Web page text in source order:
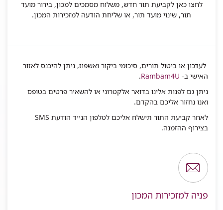
לחצו כאן לקביעת תור חדש, משלוח מסמכים למכון, בירור מועד
תור, שינוי מועד תור, או שליחת הודעה למזכירות המכון.
לעדכון או ביטול תורים, סיכומי ביקור ואשפוז, ניתן להיכנס לאזור
האישי ב- Rambam4U
.
ניתן גם לפנות אלינו בדואר אלקטרוני או להשאיר פרטים בטופס
ואנו נחזור אליכם בהקדם.
לאחר קביעת התור תישלח אליכם לטלפון הנייד הודעת SMS
בצירוף ההזמנה.
פניה למזכירות המכון